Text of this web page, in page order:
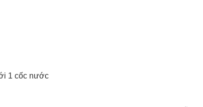
1 cốc nước